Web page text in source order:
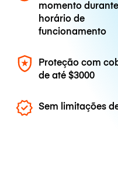
momento
horário de
funcionamento
Proteção com
de até$3000
Sem limitações